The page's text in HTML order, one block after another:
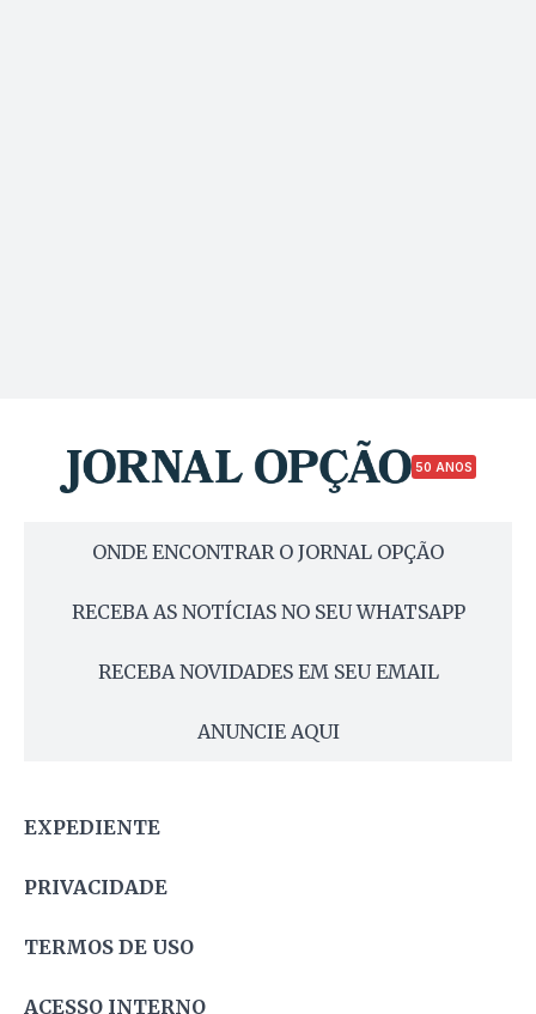
50 ANOS
ONDE ENCONTRAR O JORNAL OPÇÃO
RECEBA AS NOTÍCIAS NO SEU WHATSAPP
RECEBA NOVIDADES EM SEU EMAIL
ANUNCIE AQUI
EXPEDIENTE
PRIVACIDADE
TERMOS DE USO
ACESSO INTERNO